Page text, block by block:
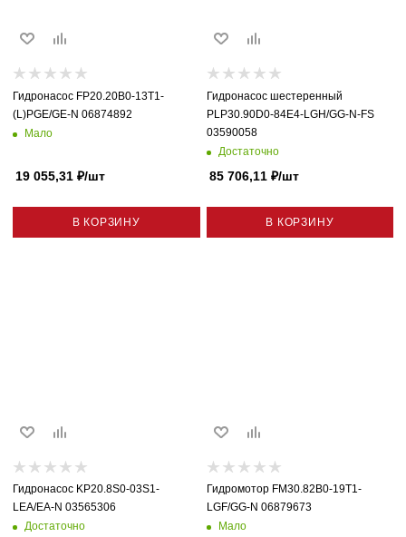
Гидронасос FP20.20B0-13T1-
(L)PGE/GE-N 06874892
Мало
19 055,31 ₽/шт
В КОРЗИНУ
Гидронасос шестеренный
PLP30.90D0-84E4-LGH/GG-N-FS
03590058
Достаточно
85 706,11₽/шт
В КОРЗИНУ
Гидронасос KP20.8S0-03S1-
LEA/EA-N 03565306
Достаточно
Гидромотор FM30.82B0-19T1-
LGF/GG-N 06879673
Мало